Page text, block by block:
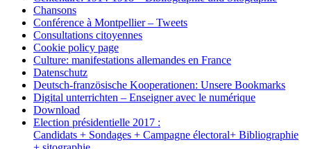
Chansons
Conférence à Montpellier – Tweets
Consultations citoyennes
Cookie policy page
Culture: manifestations allemandes en France
Datenschutz
Deutsch-französische Kooperationen: Unsere Bookmarks
Digital unterrichten – Enseigner avec le numérique
Download
Election présidentielle 2017 :
Candidats + Sondages + Campagne électoral+ Bibliographie